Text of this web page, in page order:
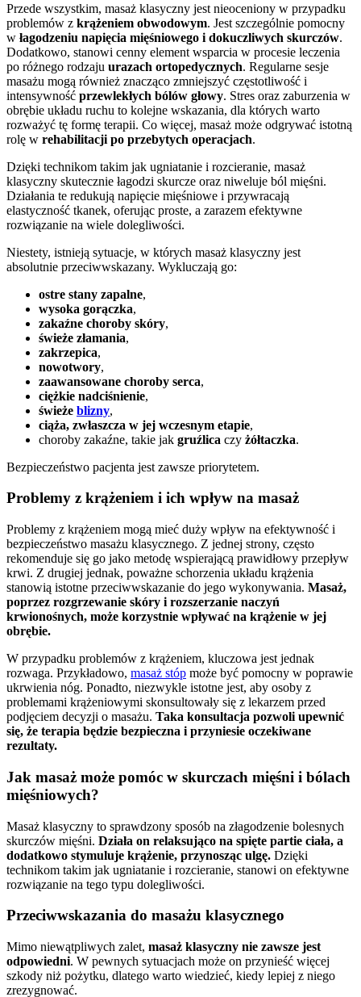
Przede wszystkim, masaż klasyczny jest nieoceniony w przypadku
problemów z krążeniem obwodowym. Jest szczególnie pomocny
w łagodzeniu napięcia mięśniowego i dokuczliwych skurczów.
Dodatkowo, stanowi cenny element wsparcia w procesie leczenia
po różnego rodzaju urazach ortopedycznych. Regularne sesje
masażu mogą również znacząco zmniejszyć częstotliwość i
intensywność przewlekłych bólów głowy. Stres oraz zaburzenia w
obrębie układu ruchu to kolejne wskazania, dla których warto
rozważyć tę formę terapii. Co więcej, masaż może odgrywać istotną
rolę w rehabilitacji po przebytych operacjach.
Dzięki technikom takim jak ugniatanie i rozcieranie, masaż
klasyczny skutecznie łagodzi skurcze oraz niweluje ból mięśni.
Działania te redukują napięcie mięśniowe i przywracają
elastyczność tkanek, oferując proste, a zarazem efektywne
rozwiązanie na wiele dolegliwości.
Niestety, istnieją sytuacje, w których masaż klasyczny jest
absolutnie przeciwwskazany. Wykluczają go:
ostre stany zapalne,
wysoka gorączka,
zakaźne choroby skóry,
świeże złamania,
zakrzepica,
nowotwory,
zaawansowane choroby serca,
ciężkie nadciśnienie,
świeże blizny,
ciąża, zwłaszcza w jej wczesnym etapie,
choroby zakaźne, takie jak gruźlica czy żółtaczka.
Bezpieczeństwo pacjenta jest zawsze priorytetem.
Problemy z krążeniem i ich wpływ na masaż
Problemy z krążeniem mogą mieć duży wpływ na efektywność i
bezpieczeństwo masażu klasycznego. Z jednej strony, często
rekomenduje się go jako metodę wspierającą prawidłowy przepływ
krwi. Z drugiej jednak, poważne schorzenia układu krążenia
stanowią istotne przeciwwskazanie do jego wykonywania. Masaż,
poprzez rozgrzewanie skóry i rozszerzanie naczyń
krwionośnych, może korzystnie wpływać na krążenie w jej
obrębie.
W przypadku problemów z krążeniem, kluczowa jest jednak
rozwaga. Przykładowo, masaż stóp może być pomocny w poprawie
ukrwienia nóg. Ponadto, niezwykle istotne jest, aby osoby z
problemami krążeniowymi skonsultowały się z lekarzem przed
podjęciem decyzji o masażu. Taka konsultacja pozwoli upewnić
się, że terapia będzie bezpieczna i przyniesie oczekiwane
rezultaty.
Jak masaż może pomóc w skurczach mięśni i bólach
mięśniowych?
Masaż klasyczny to sprawdzony sposób na złagodzenie bolesnych
skurczów mięśni. Działa on relaksująco na spięte partie ciała, a
dodatkowo stymuluje krążenie, przynosząc ulgę. Dzięki
technikom takim jak ugniatanie i rozcieranie, stanowi on efektywne
rozwiązanie na tego typu dolegliwości.
Przeciwwskazania do masażu klasycznego
Mimo niewątpliwych zalet, masaż klasyczny nie zawsze jest
odpowiedni. W pewnych sytuacjach może on przynieść więcej
szkody niż pożytku, dlatego warto wiedzieć, kiedy lepiej z niego
zrezygnować.